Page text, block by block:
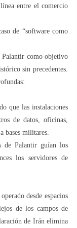
entre el comercio
de “software como
Palantir como objetivo
sin precedentes.
que las instalaciones
de datos, oficinas,
bases militares.
de Palantir guían los
los servidores de
desde espacios
de los campos de
de Irán elimina